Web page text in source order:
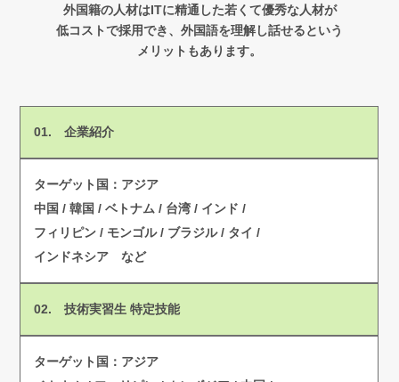
外国籍の人材はITに精通した若くて優秀な人材が
低コストで採用でき、外国語を理解し話せるという
メリットもあります。
01. 企業紹介
ターゲット国：アジア
中国 / 韓国 / ベトナム / 台湾 / インド /
フィリピン / モンゴル / ブラジル / タイ /
インドネシア など
02.技術実習生特定技能
ターゲット国：アジア